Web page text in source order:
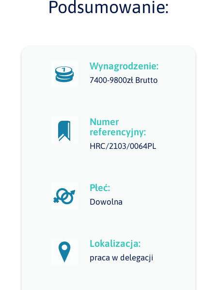
Podsumowanie:
Wynagrodzenie:
7400-9800zł Brutto
Numer
referencyjny:
HRC/2103/0064PL
Płeć:
Dowolna
Lokalizacja:
praca w delegacji